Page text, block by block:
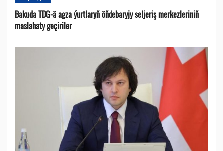
Bakuda TDG-ä agza ýurtlaryň öňdebaryjy seljeriş merkezleriniň
maslahaty geçiriler